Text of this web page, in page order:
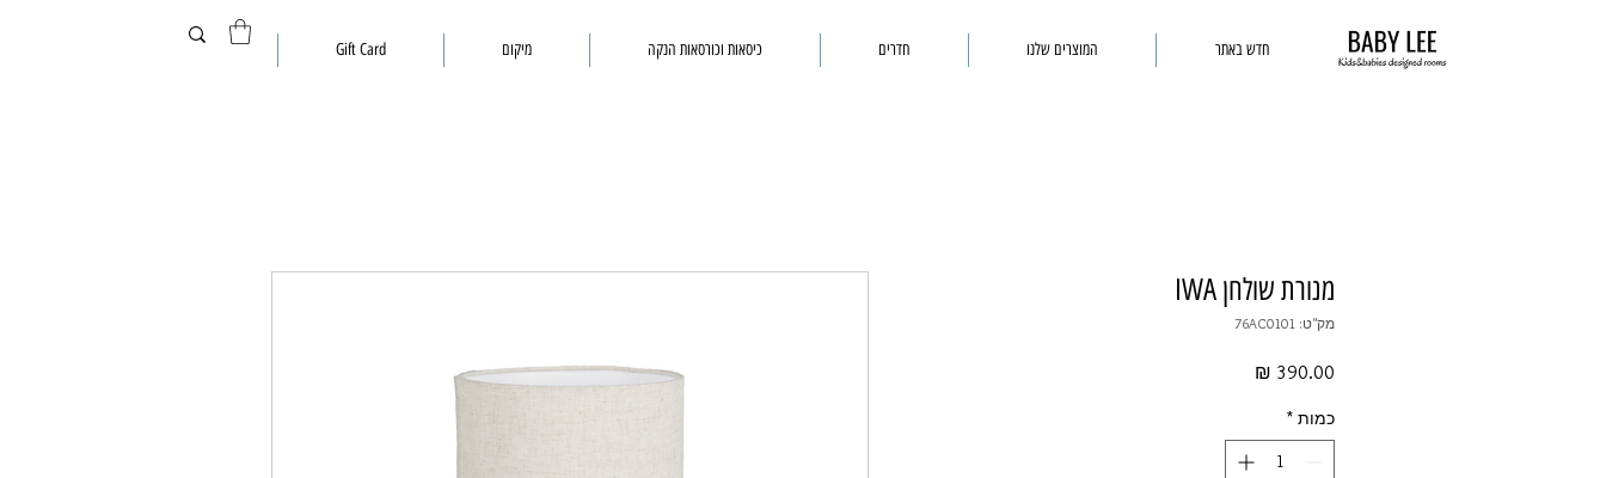
חדש באתר המוצרים שלנו חדרים כיסאות וכורסאות הנקה מיקום Gift Card
מנורת שולחן IWA
מק"ט: 76AC0101
כמות *